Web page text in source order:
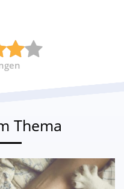
Thema